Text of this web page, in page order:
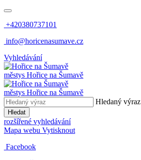
+420380737101
info@horicenasumave.cz
Vyhledávání
městys Hořice na Šumavě
městys Hořice na Šumavě
Hledaný výraz
Hledat
rozšířené vyhledávání
Mapa webu Vytisknout
Facebook